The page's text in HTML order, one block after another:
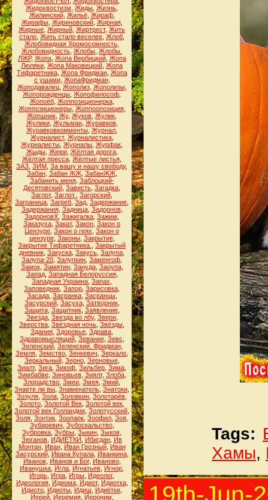
Жидохвостизм Жиды Жизнь
Жилинский, Жильё, Жираф,
Жирафы, Жириновский, Жирная,
Жирные Жирный Жиртрест, Жить
стало Жить стало веселее Жлоб
Жлобовидная Хромосомность
Жлобовидность Жлобы Жлобы.
ЛЖР, Жопа, Жопа Вербицкий, Жопа
Люляки Жопа Маковецкий Жопа
Тифаретника, Жопа Фридман, Жопа
с ушами, ЖопаФридман,
Жоподавалец, Жополиз, Жополизы,
Жопорожденцы Жопофилософ
Жопоёб, Жоппозиционерка,
Жоппозиционеры, Жоппоопозиция,
Жопшник Жу, Жуков Жулик
Жулики, Жульман, Журавков,
Журавковкомменты Журнал
Журналист, Журналистика,
Журналисты Журналы Журфак
Жыды, Жюри, Жёлтая дорога,
Жёлтая пресса Жёлтые листья
ЗАЗ ЗИМ За вашу и нашу свободу,
Забан, Забан ЖЖ, ЗабанЖЖ,
Забанить меня, Заблоцкий-
Десятовский Зависть Загадка
Заглот, Заглот. Загорский
Заграница Загреб Зад Задержание
Задержания, Задница, Задорнов,
ЗадорновХ Зажигалка Зажим
Заказуха Закат, Закон Закон о
Цензуре Закон о геях Закон о
цензуре, Законы, Закрытие,
Закрытие Тифаретника.
Закрытый
дневник Закуска Закусь Залупа
Залупа-20 Залупкин Заменгоф
Замок, Замятин, Зануда, Заоупа,
Запад, Западная Белоруссия,
Западная Украина Запах
Заповедник Запор Зарисовка
Засада, Засранка, Засранцы,
Засурский, Засуха, Затворник,
Защита, Защитник, Заявление,
Звезда, Звезда во лбу, Звери,
Зверства Звёздная ночь Звёзды
Здания Здоровье Здрава
Здравомыслящий, Зевание, Зевс
Зеленский, Зеленский. Фридман,
Земля Земство Зенкевич Зеркало
Зеркальный, Зерно, Зерновые,
Зиалт, Зига Зикоф Зильбер Зима
Зимбабве, Зиновьев, Зиялт, Злоба,
Злорадство Змеи Змея Змий
Знаете ли вы Знаменатель Знатоки
Зозуля Зола Золовкин Золотарёв
Золото Золотой Век Золотой век
Золотой век Голландии Золотусский
Золя Зонтик Зоопарк Зоофил Зоя
Зубаревич Зубоскальство,
Зубровка Зубры Зыкин Зыков
Зюганов ИДИЁТКИ Ибигдан Ив
Монтан, Иван, Иван Грозный, Иван
Засурский, Ивана Купала, Иванкина,
Иванов, Иванов и Бог, Иваново,
Иванушка Игла Игнатьев Игнор
Игорь Игра Игры Идеолог,
Идеология, Идиома, Идиот, Идиотка,
Идиото Идиоты Идиш Идиётки
Иерей, Иеремия, Иероним
Tags:
Хамы,